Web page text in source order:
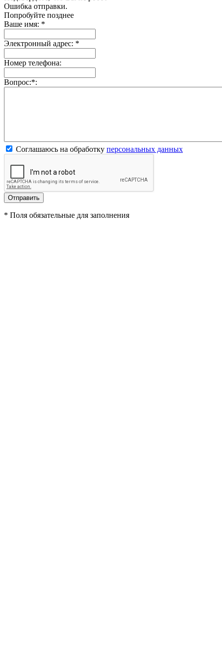
Ошибка отправки.
Попробуйте позднее
Ваше имя: *
Электронный адрес: *
Номер телефона:
Вопрос:*:
Соглашаюсь на обработку персональных данных
* Поля обязательные для заполнения